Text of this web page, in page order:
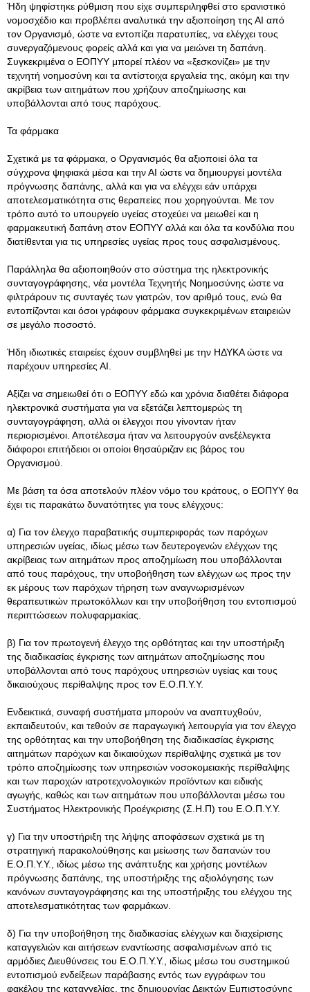
Ήδη ψηφίστηκε ρύθμιση που είχε συμπεριληφθεί στο ερανιστικό
νομοσχέδιο και προβλέπει αναλυτικά την αξιοποίηση της ΑΙ από
τον Οργανισμό, ώστε να εντοπίζει παρατυπίες, να ελέγχει τους
συνεργαζόμενους φορείς αλλά και για να μειώνει τη δαπάνη.
Συγκεκριμένα ο ΕΟΠΥΥ μπορεί πλέον να «ξεσκονίζει» με την
τεχνητή νοημοσύνη και τα αντίστοιχα εργαλεία της, ακόμη και την
ακρίβεια των αιτημάτων που χρήζουν αποζημίωσης και
υποβάλλονται από τους παρόχους.
Τα φάρμακα
Σχετικά με τα φάρμακα, ο Οργανισμός θα αξιοποιεί όλα τα
σύγχρονα ψηφιακά μέσα και την ΑΙ ώστε να δημιουργεί μοντέλα
πρόγνωσης δαπάνης, αλλά και για να ελέγχει εάν υπάρχει
αποτελεσματικότητα στις θεραπείες που χορηγούνται. Με τον
τρόπο αυτό το υπουργείο υγείας στοχεύει να μειωθεί και η
φαρμακευτική δαπάνη στον ΕΟΠΥΥ αλλά και όλα τα κονδύλια που
διατίθενται για τις υπηρεσίες υγείας προς τους ασφαλισμένους.
Παράλληλα θα αξιοποιηθούν στο σύστημα της ηλεκτρονικής
συνταγογράφησης, νέα μοντέλα Τεχνητής Νοημοσύνης ώστε να
φιλτράρουν τις συνταγές των γιατρών, τον αριθμό τους, ενώ θα
εντοπίζονται και όσοι γράφουν φάρμακα συγκεκριμένων εταιρειών
σε μεγάλο ποσοστό.
Ήδη ιδιωτικές εταιρείες έχουν συμβληθεί με την ΗΔΥΚΑ ώστε να
παρέχουν υπηρεσίες ΑΙ.
Αξίζει να σημειωθεί ότι ο ΕΟΠΥΥ εδώ και χρόνια διαθέτει διάφορα
ηλεκτρονικά συστήματα για να εξετάζει λεπτομερώς τη
συνταγογράφηση, αλλά οι έλεγχοι που γίνονταν ήταν
περιορισμένοι. Αποτέλεσμα ήταν να λειτουργούν ανεξέλεγκτα
διάφοροι επιτήδειοι οι οποίοι θησαύριζαν εις βάρος του
Οργανισμού.
Με βάση τα όσα αποτελούν πλέον νόμο του κράτους, ο ΕΟΠΥΥ θα
έχει τις παρακάτω δυνατότητες για τους ελέγχους:
α) Για τον έλεγχο παραβατικής συμπεριφοράς των παρόχων
υπηρεσιών υγείας, ιδίως μέσω των δευτερογενών ελέγχων της
ακρίβειας των αιτημάτων προς αποζημίωση που υποβάλλονται
από τους παρόχους, την υποβοήθηση των ελέγχων ως προς την
εκ μέρους των παρόχων τήρηση των αναγνωρισμένων
θεραπευτικών πρωτοκόλλων και την υποβοήθηση του εντοπισμού
περιπτώσεων πολυφαρμακίας.
β) Για τον πρωτογενή έλεγχο της ορθότητας και την υποστήριξη
της διαδικασίας έγκρισης των αιτημάτων αποζημίωσης που
υποβάλλονται από τους παρόχους υπηρεσιών υγείας και τους
δικαιούχους περίθαλψης προς τον Ε.Ο.Π.Υ.Υ.
Ενδεικτικά, συναφή συστήματα μπορούν να αναπτυχθούν,
εκπαιδευτούν, και τεθούν σε παραγωγική λειτουργία για τον έλεγχο
της ορθότητας και την υποβοήθηση της διαδικασίας έγκρισης
αιτημάτων παρόχων και δικαιούχων περίθαλψης σχετικά με τον
τρόπο αποζημίωσης των υπηρεσιών νοσοκομειακής περίθαλψης
και των παροχών ιατροτεχνολογικών προϊόντων και ειδικής
αγωγής, καθώς και των αιτημάτων που υποβάλλονται μέσω του
Συστήματος Ηλεκτρονικής Προέγκρισης (Σ.Η.Π) του Ε.Ο.Π.Υ.Υ.
γ) Για την υποστήριξη της λήψης αποφάσεων σχετικά με τη
στρατηγική παρακολούθησης και μείωσης των δαπανών του
Ε.Ο.Π.Υ.Υ., ιδίως μέσω της ανάπτυξης και χρήσης μοντέλων
πρόγνωσης δαπάνης, της υποστήριξης της αξιολόγησης των
κανόνων συνταγογράφησης και της υποστήριξης του ελέγχου της
αποτελεσματικότητας των φαρμάκων.
δ) Για την υποβοήθηση της διαδικασίας ελέγχων και διαχείρισης
καταγγελιών και αιτήσεων εναντίωσης ασφαλισμένων από τις
αρμόδιες Διευθύνσεις του Ε.Ο.Π.Υ.Υ., ιδίως μέσω του συστημικού
εντοπισμού ενδείξεων παράβασης εντός των εγγράφων του
φακέλου της καταγγελίας, της δημιουργίας Δεικτών Εμπιστοσύνης